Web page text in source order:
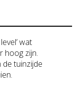
wat
hoog zijn.
tuinzijde